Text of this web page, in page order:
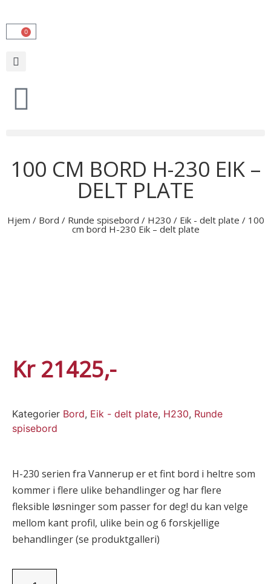
0
100 CM BORD H-230 EIK –
DELT PLATE
Hjem / Bord / Runde spisebord / H230 / Eik - delt plate / 100
cm bord H-230 Eik – delt plate
Kr21425
Kategorier Bord, Eik - delt plate, H230, Runde
spisebord
H-230 serien fra Vannerup er et fint bord i heltre som
kommer i flere ulike behandlinger og har flere
fleksible løsninger som passer for deg! du kan velge
mellom kant profil, ulike bein og 6 forskjellige
behandlinger (se produktgalleri)